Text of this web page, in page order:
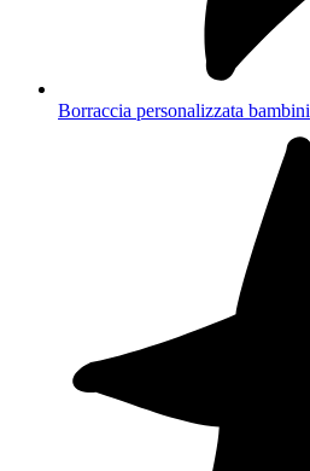
Borraccia personalizzata bambini